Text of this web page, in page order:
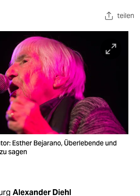
teilen
Esther Bejarano, Überlebende und
sagen
Alexander Diehl